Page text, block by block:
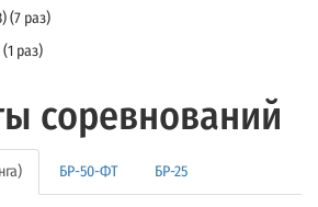
(7 раз)
раз)
соревнований
БР-50-ФТ БР-25